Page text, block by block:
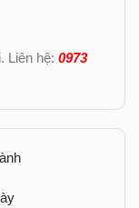
Liên hệ:0973